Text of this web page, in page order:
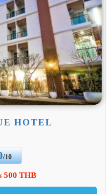
HOTEL
/10
500 THB